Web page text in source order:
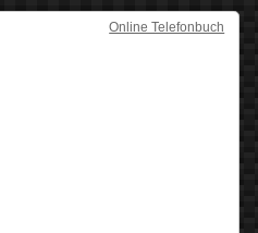
Online Telefonbuch